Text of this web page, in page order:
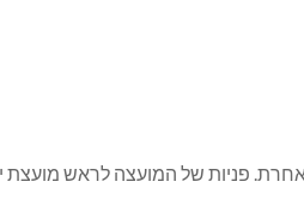
פניות של המועצה לראש מועצת